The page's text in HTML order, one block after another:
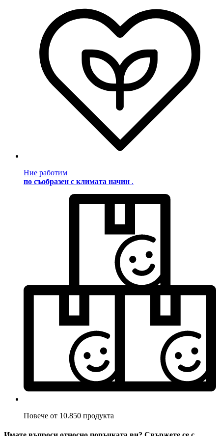
Ние работим
по съобразен с климата начин .
Повече от 10.850 продукта